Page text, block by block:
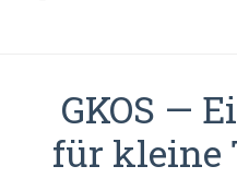
GKOS —
für kleine